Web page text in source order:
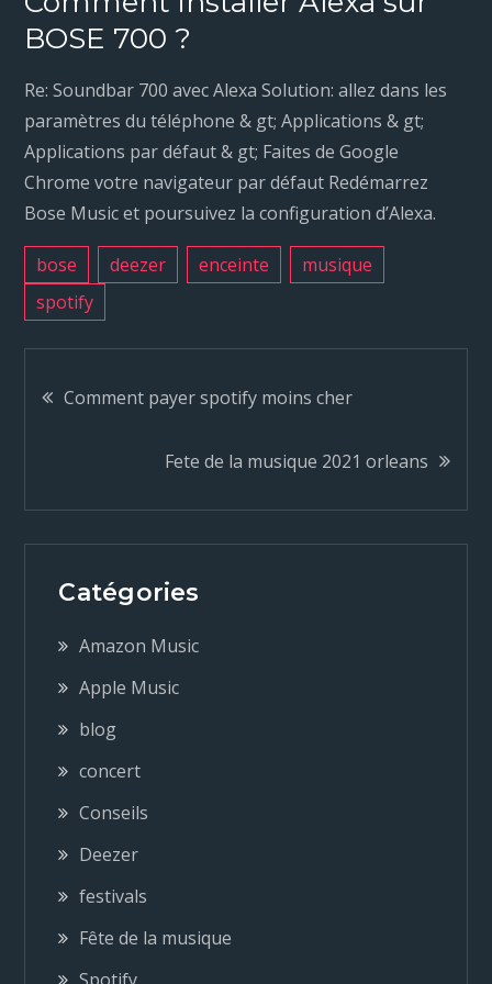
BOSE 700 ?
Re: Soundbar 700 avec Alexa Solution: allez dans les
paramètres du téléphone & gt; Applications & gt;
Applications par défaut & gt; Faites de Google
Chrome votre navigateur par défaut Redémarrez
Bose Music et poursuivez la configuration d’Alexa.
bose deezer enceinte
musique
spotify
N
v
g
a
t
o
n
Comment payer spotify moins cher
Fete de la musique 2021 orleans
Catégories
Amazon Music
Apple Music
blog
concert
Conseils
Deezer
festivals
Fête de la musique